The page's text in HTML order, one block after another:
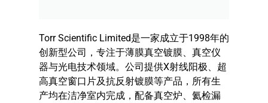
Torr Scientific Limited是一家成立于1998年的
创新型公司，专注于薄膜真空镀膜、真空仪
器与光电技术领域。公司提供X射线阳极、超
高真空窗口片及抗反射镀膜等产品，所有生
产均在洁净室内完成，配备真空炉、氦检漏